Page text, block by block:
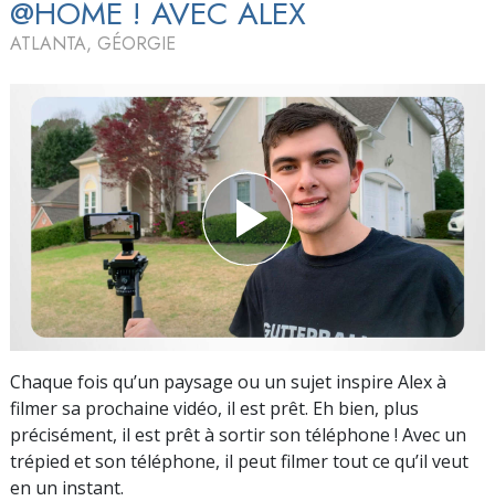
@HOME ! AVEC ALEX
ATLANTA, GÉORGIE
Chaque fois qu’un paysage ou un sujet inspire Alex à
filmer sa prochaine vidéo, il est prêt. Eh bien, plus
précisément, il est prêt à sortir son téléphone ! Avec un
trépied et son téléphone, il peut filmer tout ce qu’il veut
en un instant.